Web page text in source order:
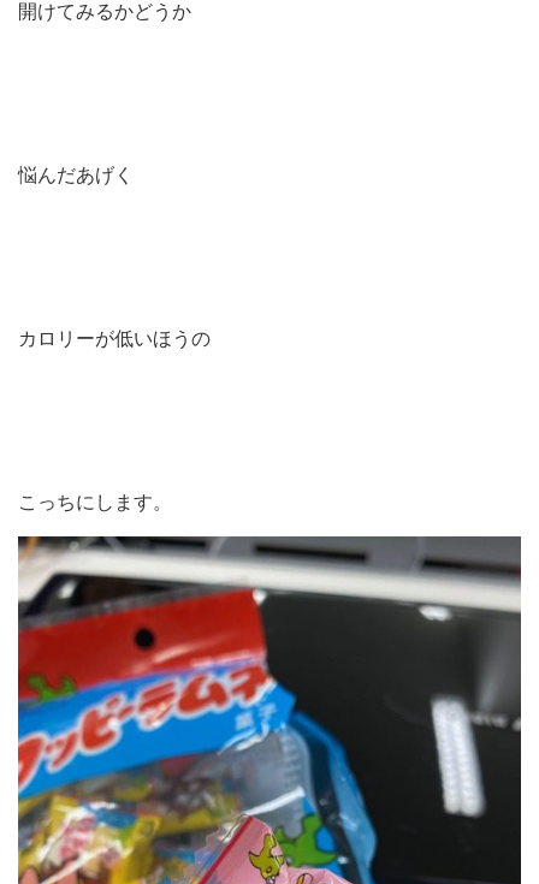
開けてみるかどうか
悩んだあげく
カロリーが低いほうの
こっちにします。